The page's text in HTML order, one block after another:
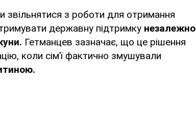
звільнятися з роботи для отримання
державну підтримку незалежно
Гетманцев зазначає, що це рішення
коли сім’ї фактично змушували